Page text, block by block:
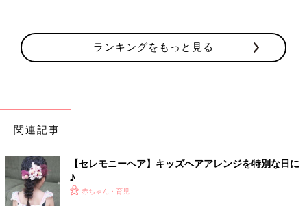
ランキングをもっと見る
関連記事
【セレモニーヘア】キッズヘアアレンジを特別な日に
♪
赤ちゃん・育児